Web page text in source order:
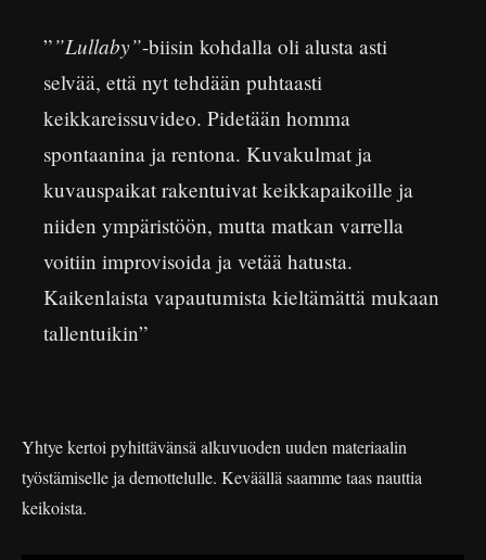
””Lullaby”-biisin kohdalla oli alusta asti
selvää, että nyt tehdään puhtaasti
keikkareissuvideo. Pidetään homma
spontaanina ja rentona. Kuvakulmat ja
kuvauspaikat rakentuivat keikkapaikoille ja
niiden ympäristöön, mutta matkan varrella
voitiin improvisoida ja vetää hatusta.
Kaikenlaista vapautumista kieltämättä mukaan
tallentuikin”
Yhtye kertoi pyhittävänsä alkuvuoden uuden materiaalin
työstämiselle ja demottelulle. Keväällä saamme taas nauttia
keikoista.